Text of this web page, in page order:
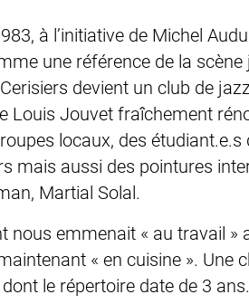
à l’initiative de Michel
une référence de la
devient un club de
Louis Jouvet fraîchement
locaux, des étudiant.e.s
mais aussi des pointures
Martial Solal.
nous emmenait « au travail »
« en cuisine ». Une
le répertoire date de 3